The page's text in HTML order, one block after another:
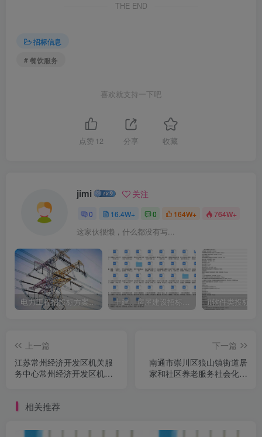
THE END
招标信息
# 餐饮服务
喜欢就支持一下吧
点赞 12 分享 收藏
jimi 关注
0 16.4W+ 0 164W+ 764W+
这家伙很懒，什么都没有写...
电力工程招投标方案模板 土建、房屋建设招标文件标书模板 it软件类投标书
上一篇
江苏常州经济开发区机关服
务中心常州经济开发区机关
下一篇
南通市崇川区狼山镇街道居
家和社区养老服务社会化外
相关推荐